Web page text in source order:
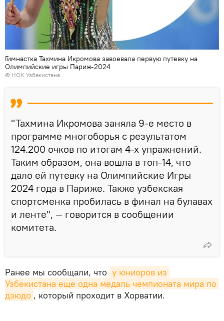
Гимнастка Тахмина Икромова завоевала первую путевку на
Олимпийские игры Париж-2024
© НОК Узбекистана
"Тахмина Икромова заняла 9-е место в
программе многоборья с результатом
124.200 очков по итогам 4-х упражнений.
Таким образом, она вошла в топ-14, что
дало ей путевку на Олимпийские Игры
2024 года в Париже. Также узбекская
спортсменка пробилась в финал на булавах
и ленте", — говорится в сообщении
комитета.
Ранее мы сообщали, что у юниоров из
Узбекистана еще одна медаль чемпионата мира по
дзюдо , который проходит в Хорватии.